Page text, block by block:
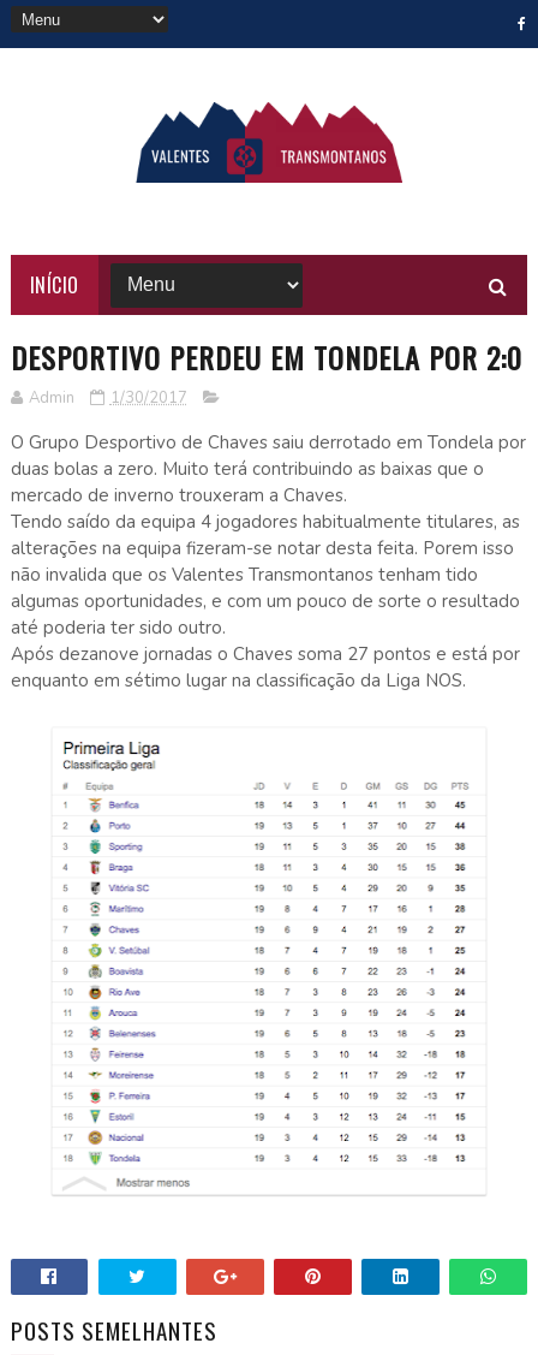
INÍCIO
DESPORTIVO PERDEU EM TONDELA POR 2:0
Admin 1/30/2017
O Grupo Desportivo de Chaves saiu derrotado em Tondela por
duas bolas a zero. Muito terá contribuindo as baixas que o
mercado de inverno trouxeram a Chaves.
Tendo saído da equipa 4 jogadores habitualmente titulares, as
alterações na equipa fizeram-se notar desta feita. Porem isso
não invalida que os Valentes Transmontanos tenham tido
algumas oportunidades, e com um pouco de sorte o resultado
até poderia ter sido outro.
Após dezanove jornadas o Chaves soma 27 pontos e está por
enquanto em sétimo lugar na classificação da Liga NOS.
POSTS SEMELHANTES